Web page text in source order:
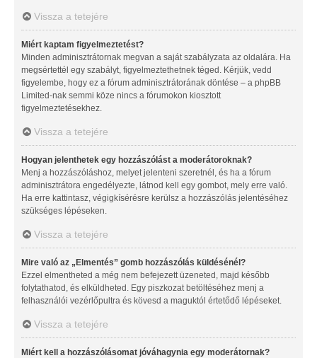
Vissza a tetejére
Miért kaptam figyelmeztetést?
Minden adminisztrátornak megvan a saját szabályzata az oldalára. Ha
megsértettél egy szabályt, figyelmeztethetnek téged. Kérjük, vedd
figyelembe, hogy ez a fórum adminisztrátorának döntése – a phpBB
Limited-nak semmi köze nincs a fórumokon kiosztott
figyelmeztetésekhez.
Vissza a tetejére
Hogyan jelenthetek egy hozzászólást a moderátoroknak?
Menj a hozzászóláshoz, melyet jelenteni szeretnél, és ha a fórum
adminisztrátora engedélyezte, látnod kell egy gombot, mely erre való.
Ha erre kattintasz, végigkísérésre kerülsz a hozzászólás jelentéséhez
szükséges lépéseken.
Vissza a tetejére
Mire való az „Elmentés” gomb hozzászólás küldésénél?
Ezzel elmentheted a még nem befejezett üzeneted, majd később
folytathatod, és elküldheted. Egy piszkozat betöltéséhez menj a
felhasználói vezérlőpultra és kövesd a maguktól értetődő lépéseket.
Vissza a tetejére
Miért kell a hozzászólásomat jóváhagynia egy moderátornak?